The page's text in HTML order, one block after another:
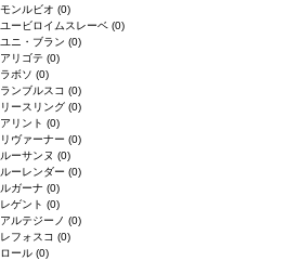
モンルビオ (0)
ユービロイムスレーベ (0)
ユニ・ブラン (0)
アリゴテ (0)
ラボソ (0)
ランブルスコ (0)
リースリング (0)
アリント (0)
リヴァーナー (0)
ルーサンヌ (0)
ルーレンダー (0)
ルガーナ (0)
レゲント (0)
アルテジーノ (0)
レフォスコ (0)
ロール (0)